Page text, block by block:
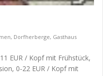
Dorfherberge, Gasthaus
EUR / Kopf mit Frühstück,
0-22 EUR / Kopf mit